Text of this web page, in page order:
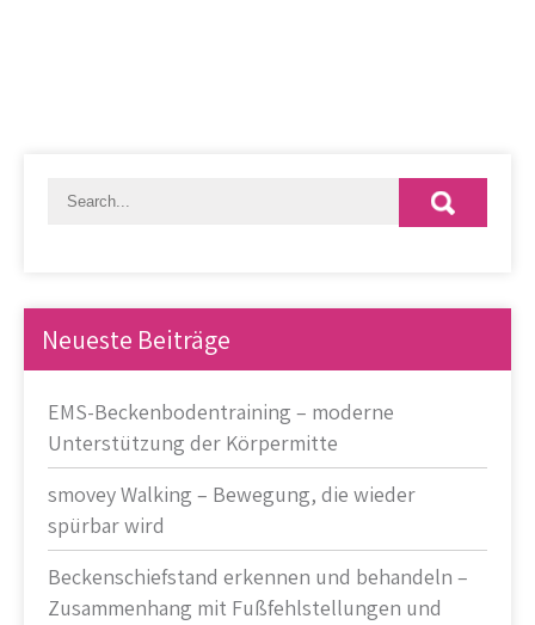
Neueste Beiträge
EMS-Beckenbodentraining – moderne
Unterstützung der Körpermitte
smovey Walking – Bewegung, die wieder
spürbar wird
Beckenschiefstand erkennen und behandeln –
Zusammenhang mit Fußfehlstellungen und